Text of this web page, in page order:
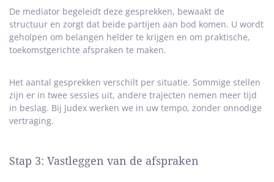
De mediator begeleidt deze gesprekken, bewaakt de
structuur en zorgt dat beide partijen aan bod komen. U wordt
geholpen om belangen helder te krijgen en om praktische,
toekomstgerichte afspraken te maken.
Het aantal gesprekken verschilt per situatie. Sommige stellen
zijn er in twee sessies uit, andere trajecten nemen meer tijd
in beslag. Bij Judex werken we in uw tempo, zonder onnodige
vertraging.
Stap 3: Vastleggen van de afspraken